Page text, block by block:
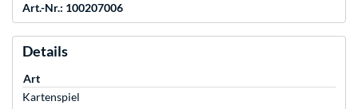
Art.-Nr.: 100207006
Details
Art
Kartenspiel